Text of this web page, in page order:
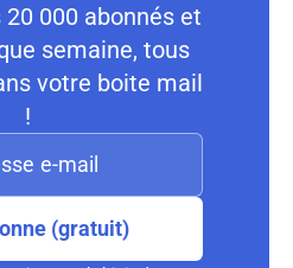
20 000 abonnés et
semaine, tous
votre boite mail
!
(gratuit)